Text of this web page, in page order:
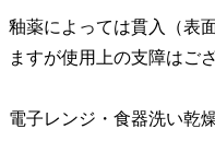
釉薬によっては貫入（表
ますが使用上の支障はご
電子レンジ・食器洗い乾